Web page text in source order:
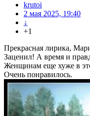
krutoi
2 мая 2025, 19:40
↓
+1
Прекрасная лирика,
Заценил! А время и
Женщинам еще хуже в
Очень понравилось.